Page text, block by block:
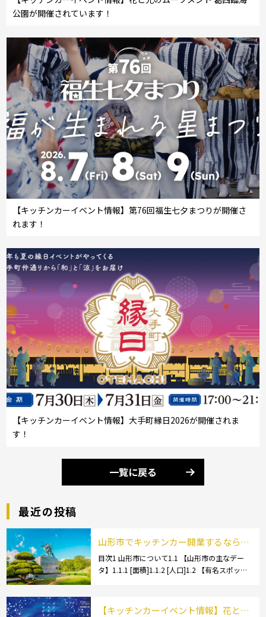
公園が開催されています！
【キッチンカーイベント情報】第76回福生七夕まつりが開催さ
れます！
【キッチンカーイベント情報】大手町縁日2026が開催されま
す！
一覧に戻る
最近の投稿
山形市でキッチンカー開業するなら格
安のレンタル・リース！営業許可取得
の流れも解説！
目次1 山形市について1.1 【山形市の主なデー
タ】1.1.1 [面積]1.1.2 [人口]1.2 【有名スポッ
【キッチンカーイベント情報】花と光